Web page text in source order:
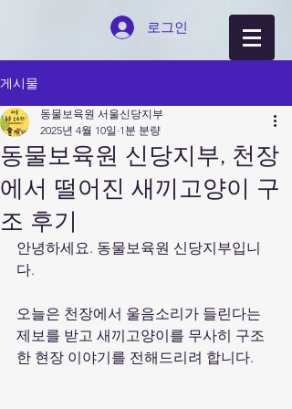
로그인
게시물
동물보육원 신당지부, 천장
에서 떨어진 새끼고양이 구
조 후기
동물보육원 서울신당지부
2025년 4월 10일 1분 분량
안녕하세요. 동물보육원 신당지부입니
다.
오늘은 천장에서 울음소리가 들린다는
제보를 받고 새끼고양이를 무사히 구조
한 현장 이야기를 전해드리려 합니다.